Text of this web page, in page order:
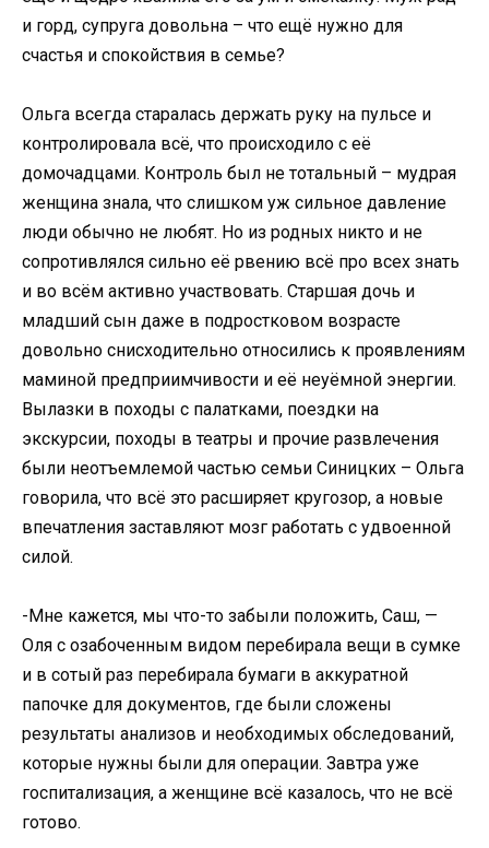
и горд, супруга довольна – что ещё нужно для
счастья и спокойствия в семье?
Ольга всегда старалась держать руку на пульсе и
контролировала всё, что происходило с её
домочадцами. Контроль был не тотальный – мудрая
женщина знала, что слишком уж сильное давление
люди обычно не любят. Но из родных никто и не
сопротивлялся сильно её рвению всё про всех знать
и во всём активно участвовать. Старшая дочь и
младший сын даже в подростковом возрасте
довольно снисходительно относились к проявлениям
маминой предприимчивости и её неуёмной энергии.
Вылазки в походы с палатками, поездки на
экскурсии, походы в театры и прочие развлечения
были неотъемлемой частью семьи Синицких – Ольга
говорила, что всё это расширяет кругозор, а новые
впечатления заставляют мозг работать с удвоенной
силой.
-Мне кажется, мы что-то забыли положить, Саш, —
Оля с озабоченным видом перебирала вещи в сумке
и в сотый раз перебирала бумаги в аккуратной
папочке для документов, где были сложены
результаты анализов и необходимых обследований,
которые нужны были для операции. Завтра уже
госпитализация, а женщине всё казалось, что не всё
готово.